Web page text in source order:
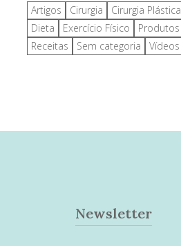
Artigos Cirurgia
Cirurgia Plástica
Dieta
Exercício Físico
Produtos
Receitas
Sem categoria Vídeos
Newsletter